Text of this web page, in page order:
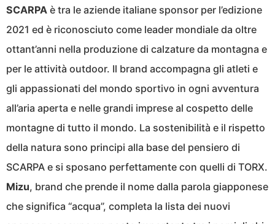
SCARPA è tra le aziende italiane sponsor per l’edizione
2021 ed è riconosciuto come leader mondiale da oltre
ottant’anni nella produzione di calzature da montagna e
per le attività outdoor. Il brand accompagna gli atleti e
gli appassionati del mondo sportivo in ogni avventura
all’aria aperta e nelle grandi imprese al cospetto delle
montagne di tutto il mondo. La sostenibilità e il rispetto
della natura sono principi alla base del pensiero di
SCARPA e si sposano perfettamente con quelli di TORX.
Mizu, brand che prende il nome dalla parola giapponese
che significa “acqua”, completa la lista dei nuovi